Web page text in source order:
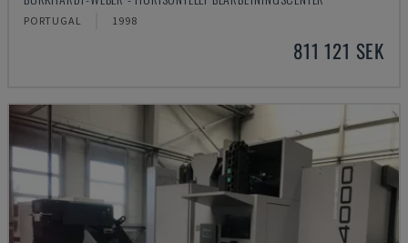
PORTUGAL 1998
811 121 SEK